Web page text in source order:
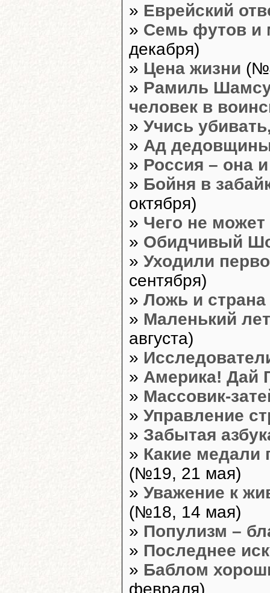
» Еврейский
» Семь футов и
декабря)
» Цена жизни
» Рамиль
человек в
» Учись
» Ад
» Россия – она
» Бойня в
октября)
» Чего не может
» Обидчивый
» Уходили
сентября)
» Ложь и страна
» Маленький
августа)
»
» Америка! Дай
» Массовик-
» Управление
» Забытая
» Какие медали
(№19, 21 мая)
» Уважение к
(№18, 14 мая)
» Популизм –
» Последнее
» Баблом
февраля)